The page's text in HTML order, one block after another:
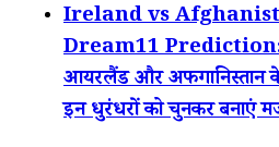
Ireland vs
Dream11 Prediction:
आयरलैंड और अफगानिस्तान के
इन धुरंधरों को चुनकर बनाएं